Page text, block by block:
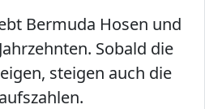
Bermuda Hosen und
Sobald die
steigen auch die